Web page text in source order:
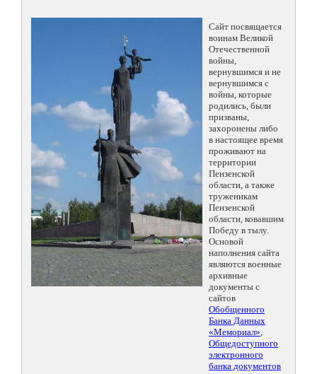
Сайт посвящается
воинам Великой
Отечественной
войны,
вернувшимся и не
вернувшимся с
войны, которые
родились, были
призваны,
захоронены либо
в настоящее время
проживают на
территории
Пензенской
области, а также
труженикам
Пензенской
области, ковавшим
Победу в тылу.
Основой
наполнения сайта
являются военные
архивные
документы с
сайтов
Обобщенного
Банка Данных
«Мемориал»,
Общедоступного
электронного
банка документов